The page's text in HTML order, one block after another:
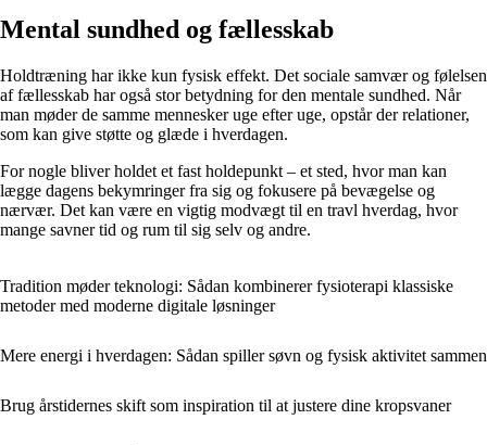
Mental sundhed og fællesskab
Holdtræning har ikke kun fysisk effekt. Det sociale samvær og følelsen
af fællesskab har også stor betydning for den mentale sundhed. Når
man møder de samme mennesker uge efter uge, opstår der relationer,
som kan give støtte og glæde i hverdagen.
For nogle bliver holdet et fast holdepunkt – et sted, hvor man kan
lægge dagens bekymringer fra sig og fokusere på bevægelse og
nærvær. Det kan være en vigtig modvægt til en travl hverdag, hvor
mange savner tid og rum til sig selv og andre.
Tradition møder teknologi: Sådan kombinerer fysioterapi klassiske
metoder med moderne digitale løsninger
Mere energi i hverdagen: Sådan spiller søvn og fysisk aktivitet sammen
Brug årstidernes skift som inspiration til at justere dine kropsvaner